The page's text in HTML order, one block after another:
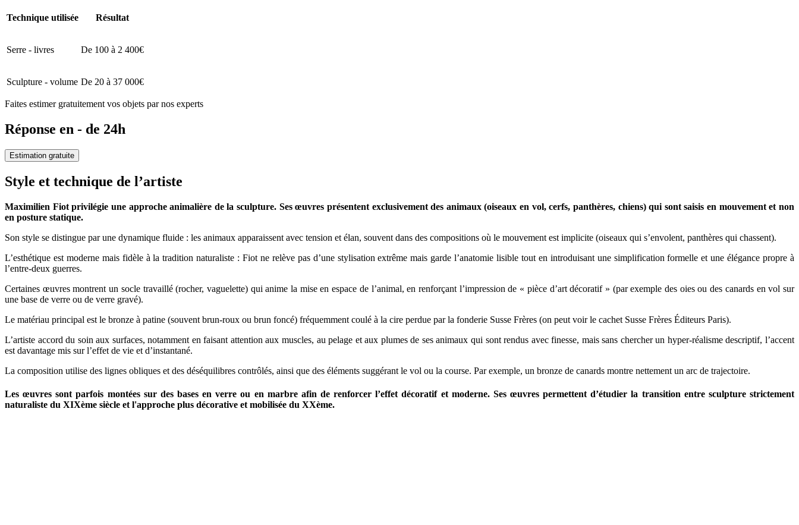
Technique utilisée Résultat
Serre - livres De 100 à 2 400€
Sculpture - volume De 20 à 37 000€
Faites estimer gratuitement vos objets par nos experts
Réponse en - de 24h
Estimation gratuite
Style et technique de l’artiste
Maximilien Fiot privilégie une approche animalière de la sculpture. Ses œuvres présentent exclusivement des animaux (oiseaux en vol, cerfs, panthères, chiens) qui sont saisis en mouvement et non
en posture statique.
Son style se distingue par une dynamique fluide : les animaux apparaissent avec tension et élan, souvent dans des compositions où le mouvement est implicite (oiseaux qui s’envolent, panthères qui chassent).
L’esthétique est moderne mais fidèle à la tradition naturaliste : Fiot ne relève pas d’une stylisation extrême mais garde l’anatomie lisible tout en introduisant une simplification formelle et une élégance propre à
l’entre-deux guerres.
Certaines œuvres montrent un socle travaillé (rocher, vaguelette) qui anime la mise en espace de l’animal, en renforçant l’impression de « pièce d’art décoratif » (par exemple des oies ou des canards en vol sur
une base de verre ou de verre gravé).
Le matériau principal est le bronze à patine (souvent brun-roux ou brun foncé) fréquemment coulé à la cire perdue par la fonderie Susse Frères (on peut voir le cachet Susse Frères Éditeurs Paris).
L’artiste accord du soin aux surfaces, notamment en faisant attention aux muscles, au pelage et aux plumes de ses animaux qui sont rendus avec finesse, mais sans chercher un hyper-réalisme descriptif, l’accent
est davantage mis sur l’effet de vie et d’instantané.
La composition utilise des lignes obliques et des déséquilibres contrôlés, ainsi que des éléments suggérant le vol ou la course. Par exemple, un bronze de canards montre nettement un arc de trajectoire.
Les œuvres sont parfois montées sur des bases en verre ou en marbre afin de renforcer l’effet décoratif et moderne. Ses œuvres permettent d’étudier la transition entre sculpture strictement
naturaliste du XIXème siècle et l'approche plus décorative et mobilisée du XXème.